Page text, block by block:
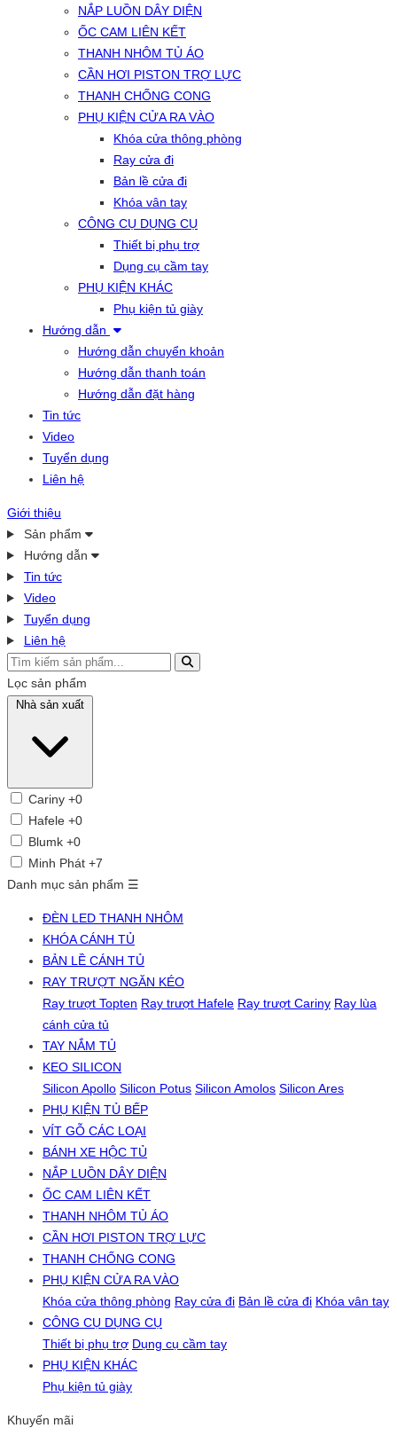
NẮP LUỒN DÂY DIỆN
ỐC CAM LIÊN KẾT
THANH NHÔM TỦ ÁO
CẦN HƠI PISTON TRỢ LỰC
THANH CHỐNG CONG
PHỤ KIỆN CỬA RA VÀO
Khóa cửa thông phòng
Ray cửa đi
Bản lề cửa đi
Khóa vân tay
CÔNG CỤ DỤNG CỤ
Thiết bị phụ trợ
Dụng cụ cầm tay
PHỤ KIỆN KHÁC
Phụ kiện tủ giày
Hướng dẫn
Hướng dẫn chuyển khoản
Hướng dẫn thanh toán
Hướng dẫn đặt hàng
Tin tức
Video
Tuyển dụng
Liên hệ
Giới thiệu
Sản phẩm
Hướng dẫn
Tin tức
Video
Tuyển dụng
Liên hệ
Lọc sản phẩm
Nhà sản xuất
Cariny +0
Hafele +0
Blumk +0
Minh Phát +7
Danh mục sản phẩm ☰
ĐÈN LED THANH NHÔM
KHÓA CÁNH TỦ
BẢN LỀ CÁNH TỦ
RAY TRƯỢT NGĂN KÉO
Ray trượt Topten Ray trượt Hafele Ray trượt Cariny Ray lùa
cánh cửa tủ
TAY NẮM TỦ
KEO SILICON
Silicon Apollo Silicon Potus Silicon Amolos Silicon Ares
PHỤ KIỆN TỦ BẾP
VÍT GỖ CÁC LOẠI
BÁNH XE HỘC TỦ
NẮP LUỒN DÂY DIỆN
ỐC CAM LIÊN KẾT
THANH NHÔM TỦ ÁO
CẦN HƠI PISTON TRỢ LỰC
THANH CHỐNG CONG
PHỤ KIỆN CỬA RA VÀO
Khóa cửa thông phòng Ray cửa đi Bản lề cửa đi Khóa vân tay
CÔNG CỤ DỤNG CỤ
Thiết bị phụ trợ Dụng cụ cầm tay
PHỤ KIỆN KHÁC
Phụ kiện tủ giày
Khuyến mãi